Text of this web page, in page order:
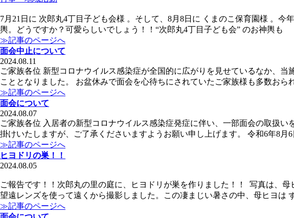
7月21日に 次郎丸4丁目子ども会様 。そして、8月8日に くまのこ保育園様 。
輿。どうですか？可愛らしいでしょう！！“次郎丸4丁目子ども会” のお神輿も
≫記事のページへ
面会中止について
2024.08.11
ご家族各位 新型コロナウイルス感染症が全国的に広がりを見せているなか、
こととなりました。 お盆休みで面会を心待ちにされていたご家族様も多数おら
≫記事のページへ
面会について
2024.08.07
ご家族各位 入居者の新型コロナウイルス感染症発症に伴い、一部面会の取扱
掛けいたしますが、ご了承くださいますようお願い申し上げます。 令和6年8月
≫記事のページへ
ヒヨドリの巣！！
2024.08.05
ご報告です！！次郎丸の里の庭に、ヒヨドリが巣を作りました！！ 写真は、
望遠レンズを使って遠くから撮影しました。この凄まじい暑さの中、母ヒヨは
≫記事のページへ